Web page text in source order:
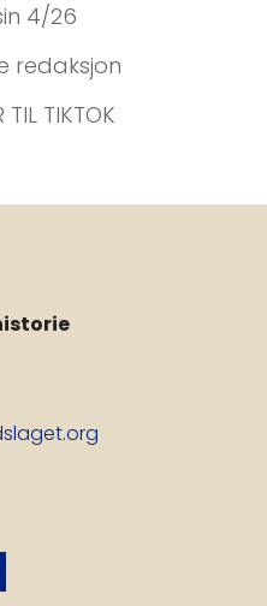
4/26
redaksjon
TIL TIKTOK